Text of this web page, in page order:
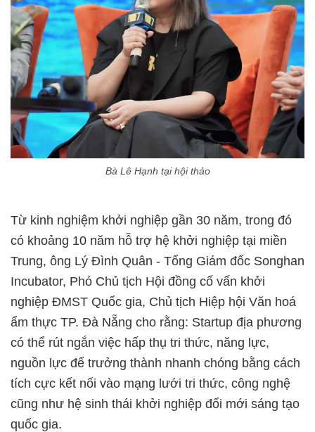
Bà Lê Hạnh tại hội thảo
Từ kinh nghiệm khởi nghiệp gần 30 năm, trong đó
có khoảng 10 năm hỗ trợ hệ khởi nghiệp tại miền
Trung, ông Lý Đình Quân - Tổng Giám đốc Songhan
Incubator, Phó Chủ tịch Hội đồng cố vấn khởi
nghiệp ĐMST Quốc gia, Chủ tịch Hiệp hội Văn hoá
ẩm thực TP. Đà Nẵng cho rằng: Startup địa phương
có thể rút ngắn việc hấp thụ tri thức, năng lực,
nguồn lực để trưởng thành nhanh chóng bằng cách
tích cực kết nối vào mạng lưới tri thức, công nghệ
cũng như hệ sinh thái khởi nghiệp đổi mới sáng tạo
quốc gia.